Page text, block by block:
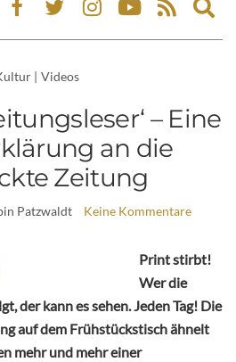
| Videos
– Eine
an die
Zeitung
Patzwaldt Keine Kommentare
Print stirbt!
Wer die
der kann es sehen. Jeden Tag! Die
auf dem Frühstückstisch ähnelt
mehr und mehr einer